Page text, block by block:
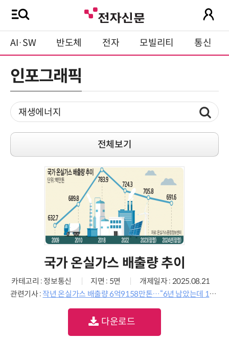
AI·SW 반도체 전자 모빌리티 통신
인포그래픽
전체보기
국가 온실가스 배출량 추이
카테고리 : 정보통신 지면 : 5면
개제일자 : 2025.08.21
관련기사 : 작년 온실가스 배출량 6억9158만톤…“6년 남았는데 11.8% 감축에 불과”
다운로드